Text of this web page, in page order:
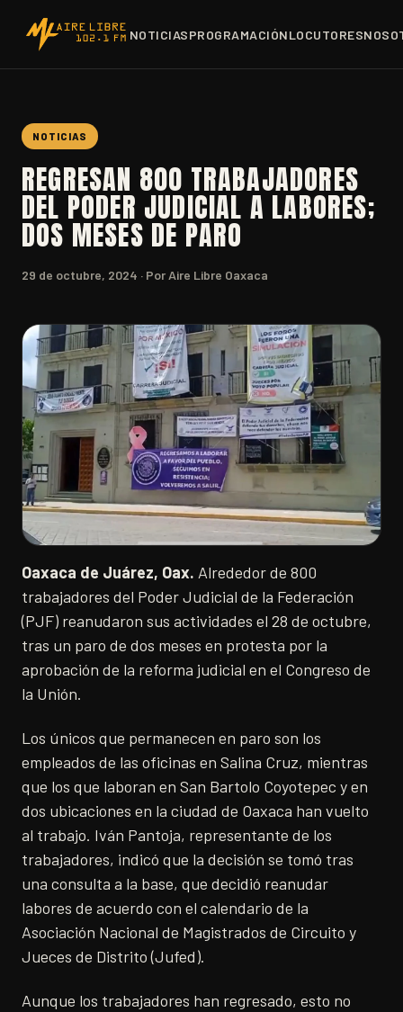
NOTICIASPROGRAMACIÓNLOCUTORES
NOTICIAS
REGRESAN 800 TRABAJADORES
DEL PODER JUDICIAL A LABORES;
DOS MESES DE PARO
29 de octubre, 2024 · Por Aire Libre Oaxaca
Oaxaca de Juárez, Oax. Alrededor de 800
trabajadores del Poder Judicial de la Federación
(PJF) reanudaron sus actividades el 28 de octubre,
tras un paro de dos meses en protesta por la
aprobación de la reforma judicial en el Congreso de
la Unión.
Los únicos que permanecen en paro son los
empleados de las oficinas en Salina Cruz, mientras
que los que laboran en San Bartolo Coyotepec y en
dos ubicaciones en la ciudad de Oaxaca han vuelto
al trabajo. Iván Pantoja, representante de los
trabajadores, indicó que la decisión se tomó tras
una consulta a la base, que decidió reanudar
labores de acuerdo con el calendario de la
Asociación Nacional de Magistrados de Circuito y
Jueces de Distrito (Jufed).
Aunque los trabajadores han regresado, esto no